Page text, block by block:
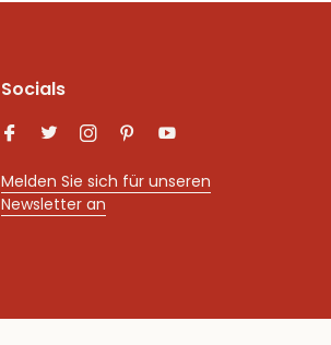
Socials
Melden Sie sich für unseren
Newsletter an